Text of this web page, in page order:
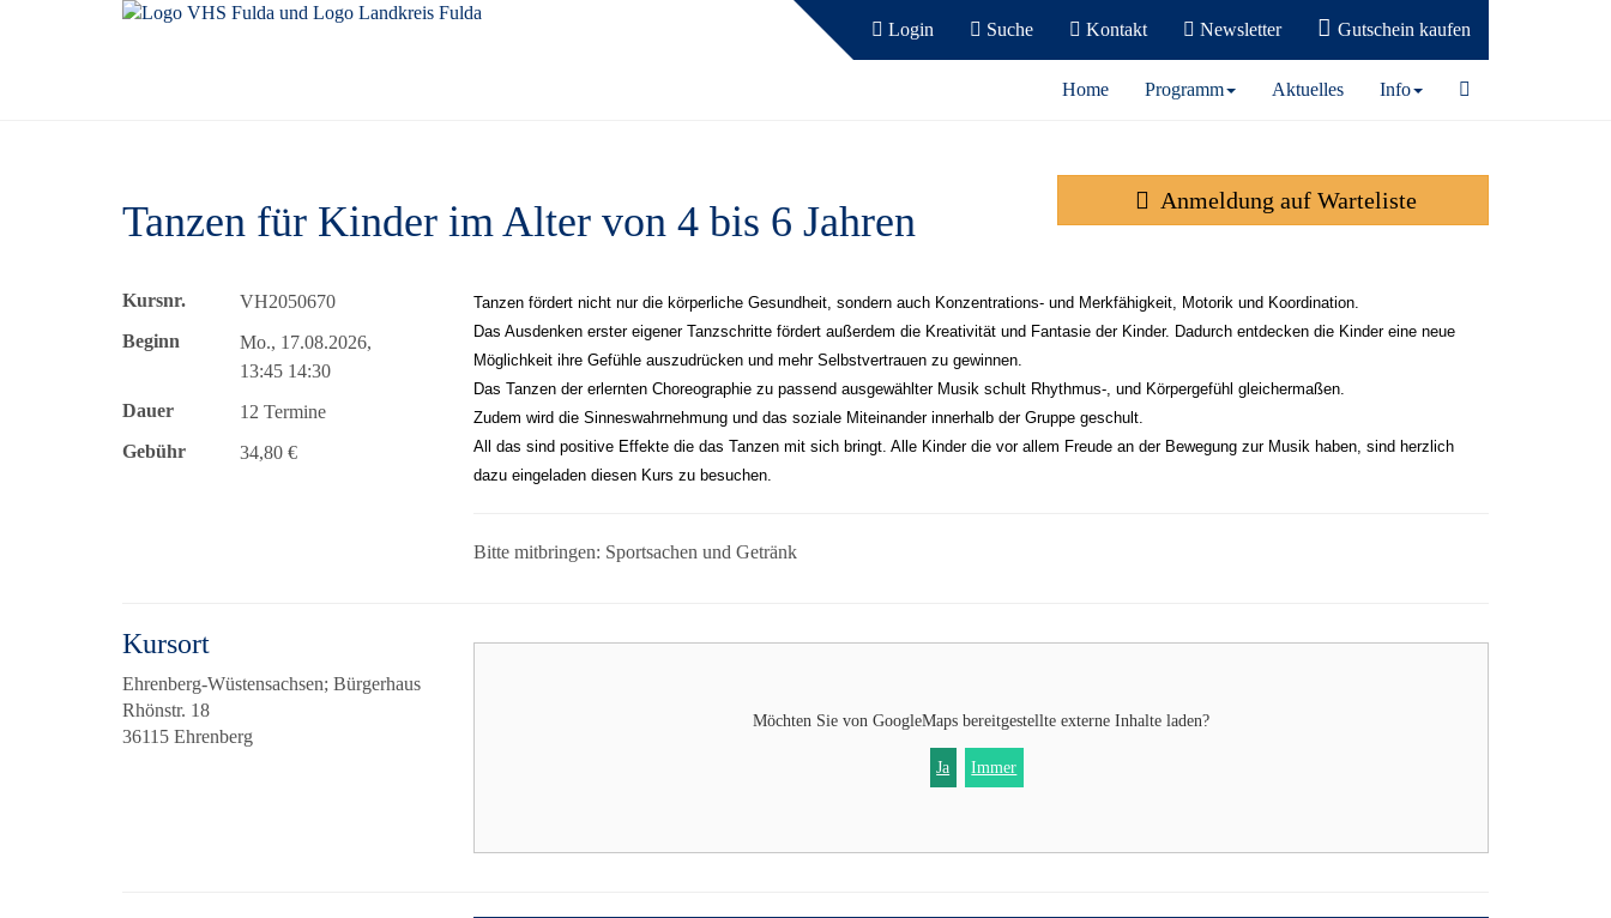
Login Suche Kontakt Newsletter Gutschein kaufen
Home Programm Aktuelles Info
Tanzen für Kinder im Alter von 4 bis 6 Jahren Anmeldung auf Warteliste
Kursnr.
VH2050670
Beginn
Mo., 17.08.2026,
13:45 14:30
Dauer
12 Termine
Gebühr
34,80 €
Tanzen fördert nicht nur die körperliche Gesundheit, sondern auch Konzentrations- und Merkfähigkeit, Motorik und Koordination.
Das Ausdenken erster eigener Tanzschritte fördert außerdem die Kreativität und Fantasie der Kinder. Dadurch entdecken die Kinder eine neue
Möglichkeit ihre Gefühle auszudrücken und mehr Selbstvertrauen zu gewinnen.
Das Tanzen der erlernten Choreographie zu passend ausgewählter Musik schult Rhythmus-, und Körpergefühl gleichermaßen.
Zudem wird die Sinneswahrnehmung und das soziale Miteinander innerhalb der Gruppe geschult.
All das sind positive Effekte die das Tanzen mit sich bringt. Alle Kinder die vor allem Freude an der Bewegung zur Musik haben, sind herzlich
dazu eingeladen diesen Kurs zu besuchen.
Bitte mitbringen: Sportsachen und Getränk
Kursort
Ehrenberg-Wüstensachsen; Bürgerhaus
Rhönstr. 18
36115 Ehrenberg
Möchten Sie von GoogleMapsbereitgestellte externe Inhalte laden?
Ja Immer